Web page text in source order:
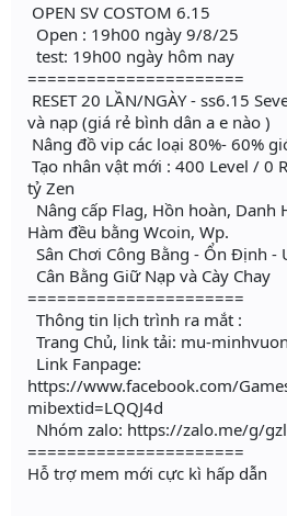
OPEN SV COSTOM 6.15
Open : 19h00 ngày 9/8/25
test: 19h00 ngày hôm nay
======================
RESET 20 LẦN/NGÀY - ss6.15
và nạp (giá rẻ bình dân a e nào )
Nâng đồ vip các loại 80%- 60%
Tạo nhân vật mới : 400 Level / 0
tỷ Zen
Nâng cấp Flag, Hồn hoàn, Danh
Hàm đều bằng Wcoin, Wp.
Sân Chơi Công Bằng - Ổn Định -
Cân Bằng Giữ Nạp và Cày Chay
======================
Thông tin lịch trình ra mắt :
Trang Chủ, link tải: mu-
Link Fanpage:
https://www.facebook.com/
mibextid=LQQJ4d
Nhóm zalo: https://zalo.me/g/
======================
Hỗ trợ mem mới cực kì hấp dẫn